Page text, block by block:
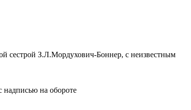
сестрой З.Л.Мордухович-Боннер, с неизвестным
надписью на обороте